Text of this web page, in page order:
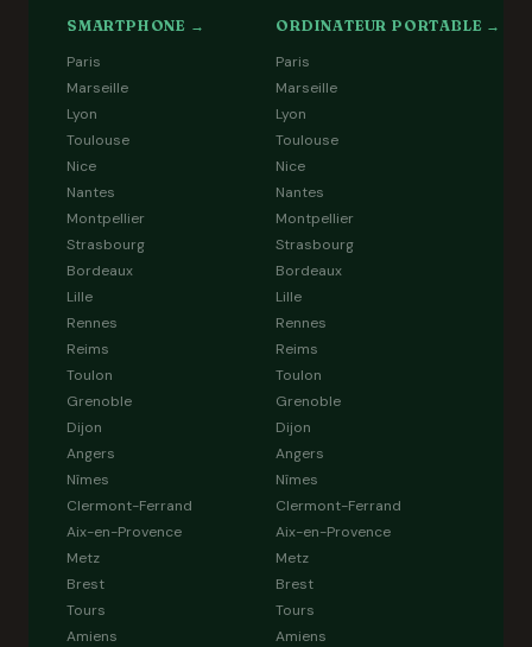
SMARTPHONE →
Paris
Marseille
Lyon
Toulouse
Nice
Nantes
Montpellier
Strasbourg
Bordeaux
Lille
Rennes
Reims
Toulon
Grenoble
Dijon
Angers
Nîmes
Clermont-Ferrand
Aix-en-Provence
Metz
Brest
Tours
Amiens
ORDINATEUR PORTABLE →
Paris
Marseille
Lyon
Toulouse
Nice
Nantes
Montpellier
Strasbourg
Bordeaux
Lille
Rennes
Reims
Toulon
Grenoble
Dijon
Angers
Nîmes
Clermont-Ferrand
Aix-en-Provence
Metz
Brest
Tours
Amiens